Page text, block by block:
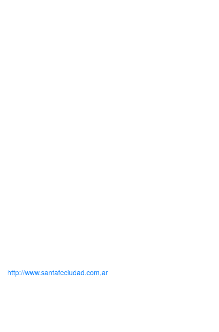
http://www.santafeciudad.com,ar